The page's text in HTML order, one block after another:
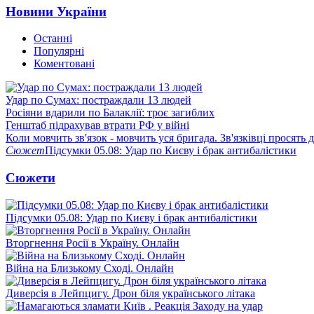
Новини України
Останні
Популярні
Коментовані
Удар по Сумах: постраждали 13 людей
Росіяни вдарили по Балаклії: троє загиблих
Генштаб підрахував втрати РФ у війні
Коли мовчить зв'язок - мовчить уся бригада. Зв'язківці просять
СюжетПідсумки 05.08: Удар по Києву і брак антибалістики
Сюжети
Підсумки 05.08: Удар по Києву і брак антибалістики
Вторгнення Росії в Україну. Онлайн
Війна на Близькому Сході. Онлайн
Диверсія в Лейпцигу. Дрон біля українського літака